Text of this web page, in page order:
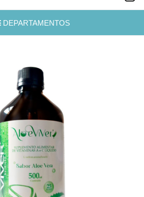
DEPARTAMENTOS